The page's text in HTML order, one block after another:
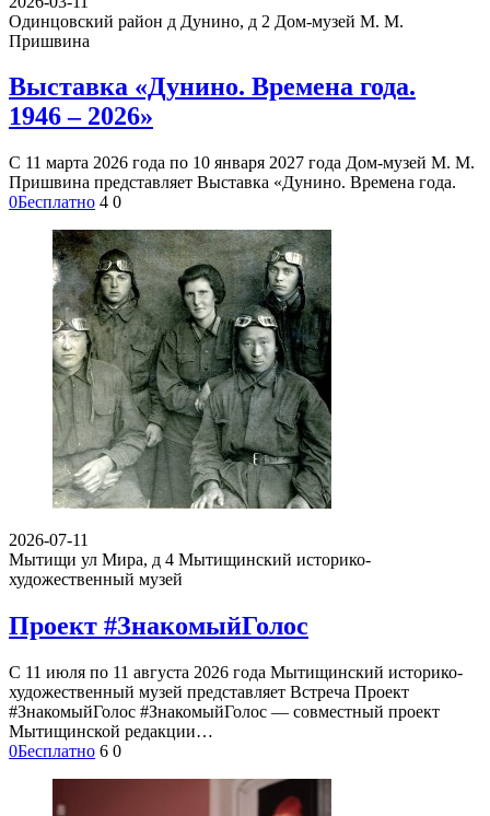
Одинцовский район д Дунино, д 2 Дом-музей М. М.
Пришвина
Выставка «Дунино. Времена года.
1946 – 2026»
С 11 марта 2026 года по 10 января 2027 года Дом-музей М. М.
Пришвина представляет Выставка «Дунино. Времена года.
0Бесплатно 4 0
2026-07-11
Мытищи ул Мира, д 4 Мытищинский историко-
художественный музей
Проект #ЗнакомыйГолос
С 11 июля по 11 августа 2026 года Мытищинский историко-
художественный музей представляет Встреча Проект
#ЗнакомыйГолос #ЗнакомыйГолос — совместный проект
Мытищинской редакции…
0Бесплатно 6 0